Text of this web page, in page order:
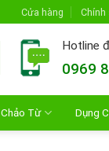
Cửa hàng Chính
Hotline
0969
Từ Dụng